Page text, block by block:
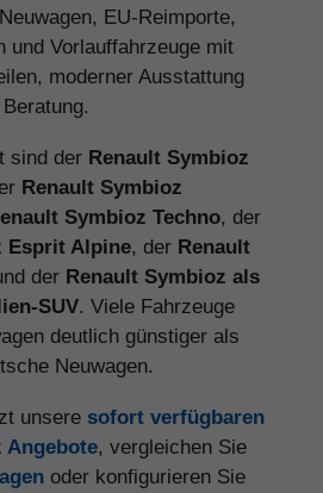
EU-Reimporte,
und Vorlauffahrzeuge mit
moderner Ausstattung
sind der Renault Symbioz
Renault Symbioz
Symbioz Techno, der
Esprit Alpine, der Renault
der Renault Symbioz als
SUV. Viele Fahrzeuge
deutlich günstiger als
Neuwagen.
unsere sofort verfügbaren
Angebote, vergleichen Sie
oder konfigurieren Sie